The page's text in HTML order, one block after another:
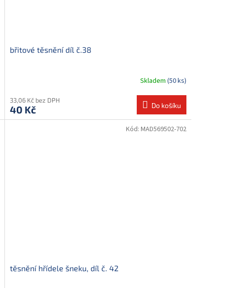
břitové těsnění díl č.38
Skladem (50 ks)
33,06 Kč bez DPH
40 Kč Do košíku
těsnění hřídele šneku, díl č. 42
Kód: MAD569502-702